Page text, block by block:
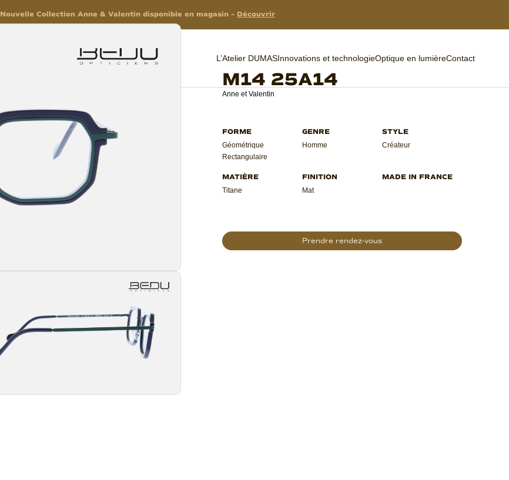
Nouvelle Collection Anne & Valentin disponible en magasin – Découvrir
L’Atelier DUMASInnovations et technologieOptique en lumièreContact
M14 25A14
Anne et Valentin
Géométrique
Rectangulaire
Homme Créateur
Titane Mat
Prendre rendez-vous